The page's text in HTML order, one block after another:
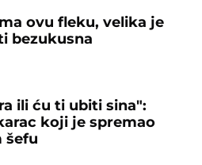
ovu fleku, velika je
bezukusna
ili ću ti ubiti sina":
koji je spremao
šefu